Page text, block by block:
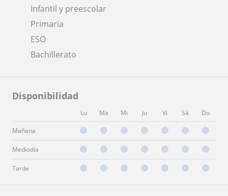
Infantil y preescolar
Primaria
ESO
Bachillerato
Disponibilidad
Lu Ma Mi Ju Vi Sá Do
Mañana
Mediodía
Tarde